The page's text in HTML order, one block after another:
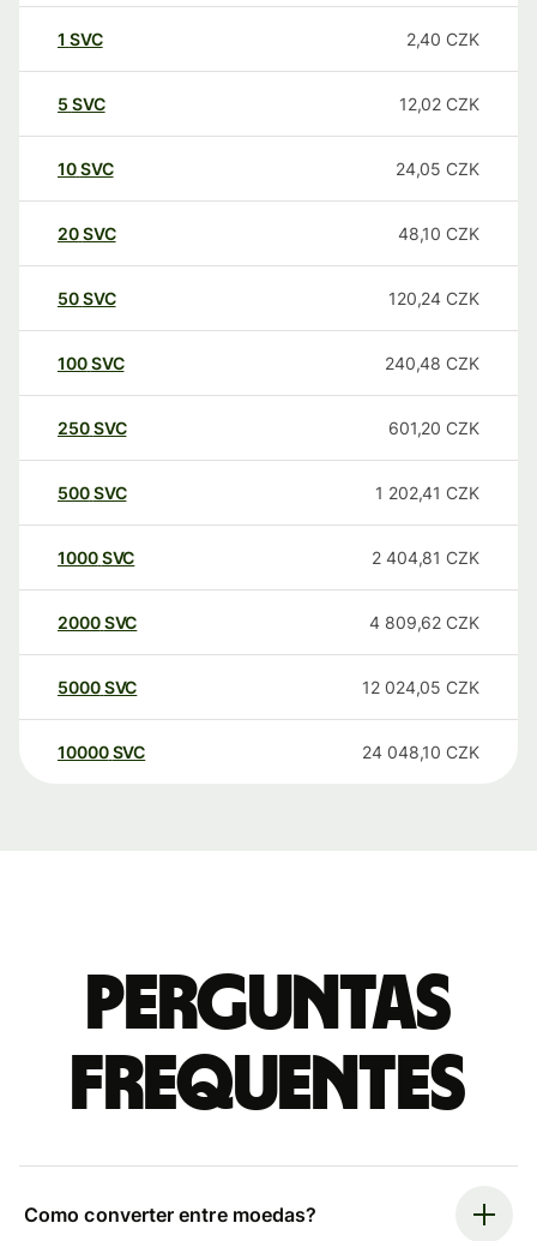
1 SVC 2,40 CZK
5 SVC 12,02 CZK
10SVC 24,05 CZK
20SVC 48,10 CZK
50SVC 120,24 CZK
100SVC 240,48 CZK
250SVC 601,20 CZK
500SVC 1 202,41 CZK
1000SVC 2 404,81 CZK
2000SVC 4 809,62 CZK
5000SVC 12 024,05 CZK
10000 SVC 24 048,10 CZK
Perguntas
frequentes
Como converter entre moedas?